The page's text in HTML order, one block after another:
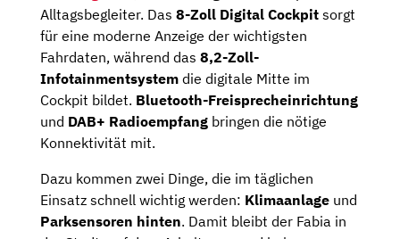
Alltagsbegleiter. Das 8-Zoll Digital Cockpit sorgt
für eine moderne Anzeige der wichtigsten
Fahrdaten, während das 8,2-Zoll-
Infotainmentsystem die digitale Mitte im
Cockpit bildet. Bluetooth-Freisprecheinrichtung
und DAB+ Radioempfang bringen die nötige
Konnektivität mit.
Dazu kommen zwei Dinge, die im täglichen
Einsatz schnell wichtig werden: Klimaanlage und
Parksensoren hinten. Damit bleibt der Fabia in